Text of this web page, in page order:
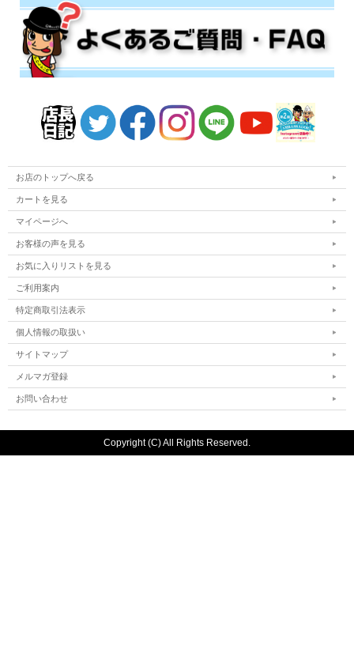
お店のトップへ戻る
カートを見る
マイページへ
お客様の声を見る
お気に入りリストを見る
ご利用案内
特定商取引法表示
個人情報の取扱い
サイトマップ
メルマガ登録
お問い合わせ
Copyright (C) All Rights Reserved.